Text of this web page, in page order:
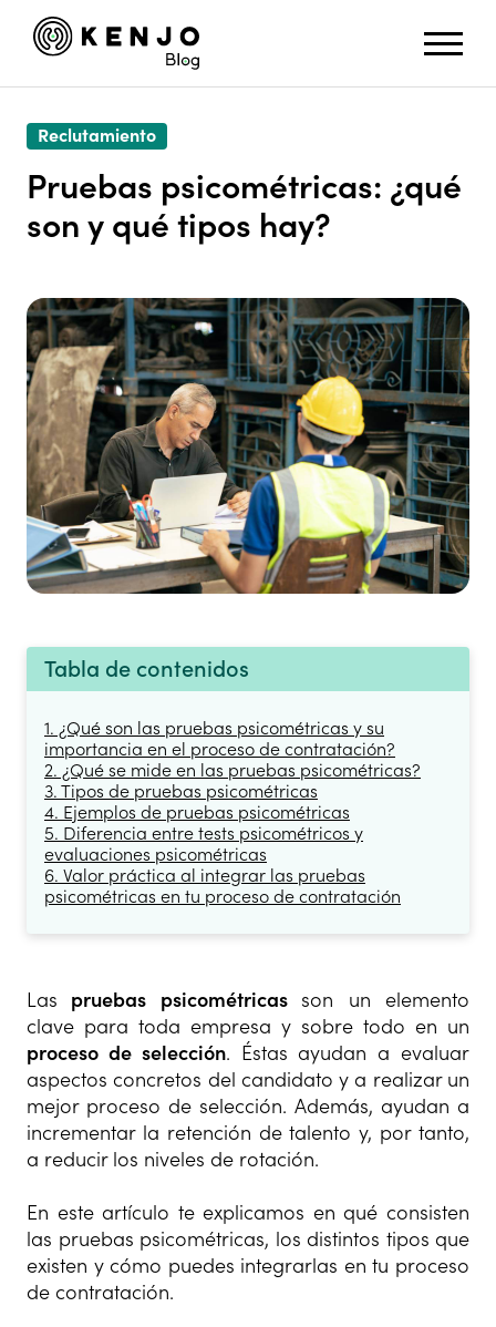
Reclutamiento
Pruebas psicométricas: ¿qué
son y qué tipos hay?
Tabla de contenidos
1. ¿Qué son las pruebas psicométricas y su
importancia en el proceso de contratación?
2. ¿Qué se mide en las pruebas psicométricas?
3. Tipos de pruebas psicométricas
4. Ejemplos de pruebas psicométricas
5. Diferencia entre tests psicométricos y
evaluaciones psicométricas
6. Valor práctica al integrar las pruebas
psicométricas en tu proceso de contratación
Las pruebas psicométricas son un elemento
clave para toda empresa y sobre todo en un
proceso de selección. Éstas ayudan a evaluar
aspectos concretos del candidato y a realizar un
mejor proceso de selección. Además, ayudan a
incrementar la retención de talento y, por tanto,
a reducir los niveles de rotación.
En este artículo te explicamos en qué consisten
las pruebas psicométricas, los distintos tipos que
existen y cómo puedes integrarlas en tu proceso
de contratación.